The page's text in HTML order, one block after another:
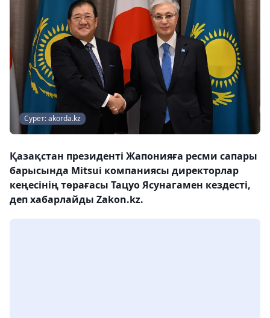
Сурет: akorda.kz
Қазақстан президенті Жапонияға ресми сапары
барысында Mitsui компаниясы директорлар
кеңесінің төрағасы Тацуо Ясунагамен кездесті,
деп хабарлайды Zakon.kz.